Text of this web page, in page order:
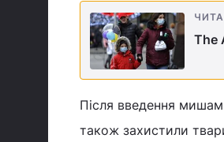
The
Після введення
також захистили